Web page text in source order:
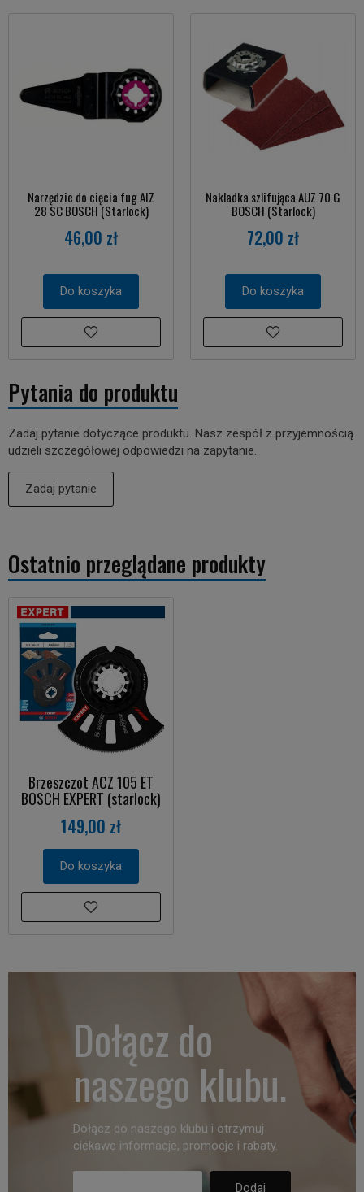
Narzędzie do cięcia fug AIZ
28 SC BOSCH (Starlock)
46,00 zł
Do koszyka
Nakladka szlifująca AUZ 70 G
BOSCH (Starlock)
72,00 zł
Do koszyka
Pytania do produktu
Zadaj pytanie dotyczące produktu. Nasz zespół z przyjemnością
udzieli szczegółowej odpowiedzi na zapytanie.
Zadaj pytanie
Ostatnio przeglądane produkty
Brzeszczot ACZ 105 ET
BOSCH EXPERT (starlock)
149,00 zł
Do koszyka
Dołącz do
naszego klubu.
Dołącz do naszego klubu i otrzymuj
ciekawe informacje, promocje i rabaty.